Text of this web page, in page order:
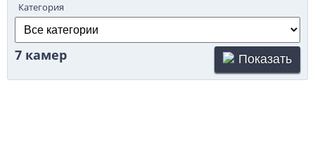
Категория
7 камер Показать